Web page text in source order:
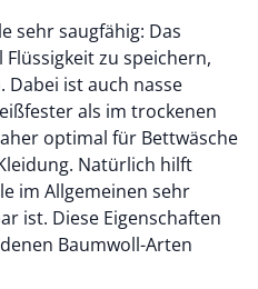
sehr saugfähig: Das
Flüssigkeit zu speichern,
Dabei ist auch nasse
als im trockenen
optimal für Bettwäsche
Natürlich hilft
im Allgemeinen sehr
ist. Diese Eigenschaften
Baumwoll-Arten